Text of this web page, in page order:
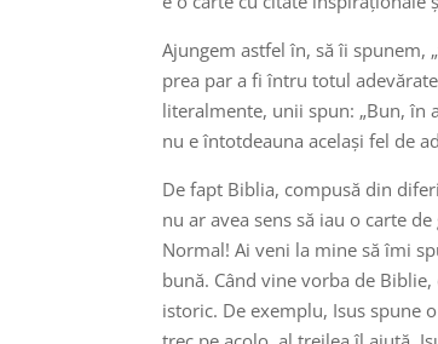
Ajungem astfel în, să îi spunem,
prea par a fi întru totul
literalmente, unii spun: „Bun, în
nu e întotdeauna același fel de
De fapt Biblia, compusă din
nu ar avea sens să iau o carte
Normal! Ai veni la mine să îmi
bună. Când vine vorba de
istoric. De exemplu, Isus spune